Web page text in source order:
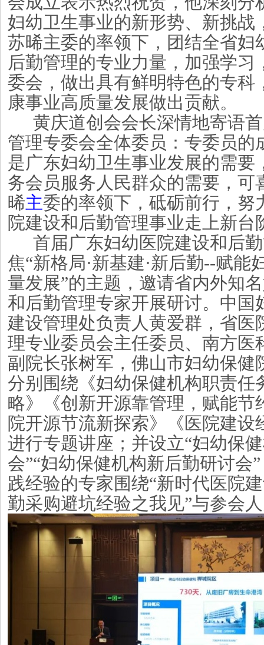
妇幼卫生事业的新形势、新挑战
苏晞主委的率领下， 团结全省妇
后勤管理的专业力量，加强学习
委会，做出具有鲜明特色的专科
康事业高质量发展做出贡献。
黄庆道创会会长深情地寄语
管理专委会全体委员 ：专委员
是广东妇幼卫生事业发展的需要
务会员服务人民群众的需要，可
晞主委的率领下，砥砺前行，努
院建设和后勤管理事业走上新台
首届广东妇幼医院建设和后
焦“新格局·新基建·新后勤--赋能
量发展”的主题，邀请省内外知
和后勤管理专家开展研讨。中国
建设管理处负责人黄爱群 ， 省医
理专业委员会主任委员、 南方医
副院长张树军 ， 佛山市妇幼保健
分别围绕《妇幼保健机构职责任
略》《创新开源靠管理，赋能节
院开源节流新探索》《 医院建设
进行专题讲座；并设立“妇幼保
会”“妇幼保健机构新后勤研讨会
践经验的专家围绕“新时代医院
勤采购避坑经验之我见”与参会